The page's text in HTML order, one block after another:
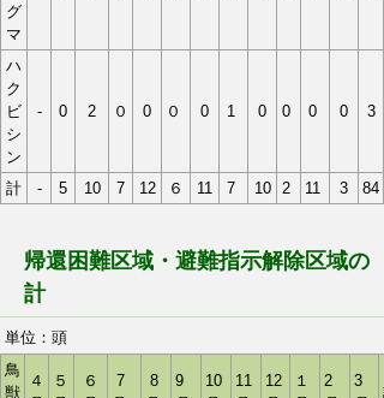
グ
マ
ハ
ク
ビ
シ
ン
- 0 2 ０ 0 ０ 0 1 0 0 0 0 3
計 - 5 10 7 12 ６ 11 7 10 2 11 3 84
帰還困難区域・避難指示解除区域の
計
単位：頭
鳥
獣
４
５
６
7
8
9
10
11
12
１
2
3